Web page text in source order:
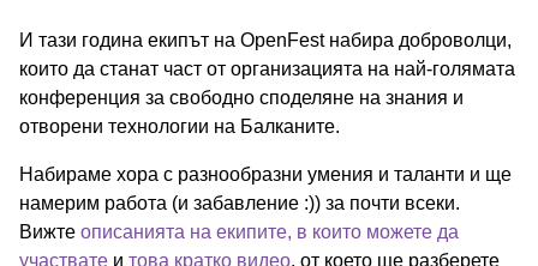
И тази година екипът на OpenFest набира доброволци,
които да станат част от организацията на най-голямата
конференция за свободно споделяне на знания и
отворени технологии на Балканите.
Набираме хора с разнообразни умения и таланти и ще
намерим работа (и забавление :)) за почти всеки.
Вижте описанията на екипите, в които можете да
участвате и това кратко видео, от което ще разберете